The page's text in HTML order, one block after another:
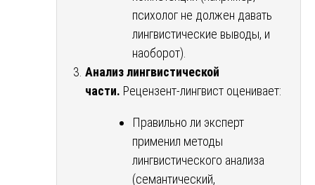
психолог не должен давать
лингвистические выводы, и
наоборот).
Анализ лингвистической
части. Рецензент-лингвист оценивает:
Правильно ли эксперт
применил методы
лингвистического анализа
(семантический,